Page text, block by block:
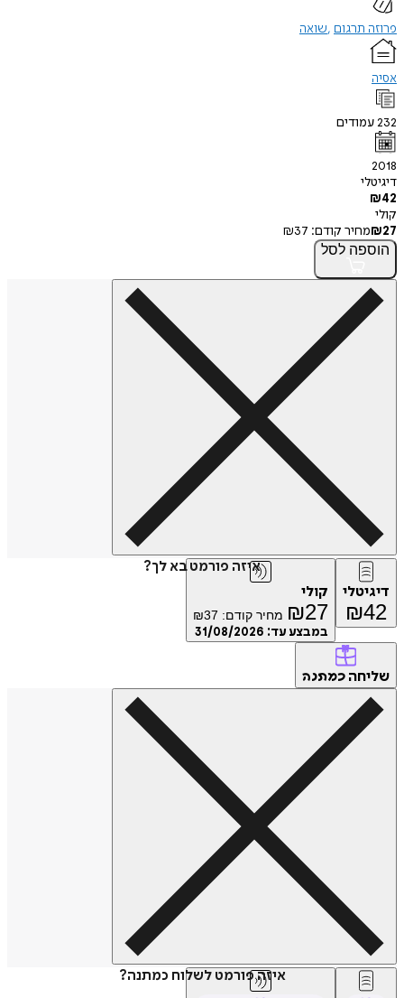
פרוזה תרגום שואה
אסיה
232עמודים
2018
דיגיטלי
₪42
קולי
₪27 מחיר קודם: ₪37
הוספה לסל
איזה פורמט בא לך?
דיגיטלי
₪42
קולי
₪27 מחיר קודם: ₪37
במבצע עד: 31/08/2026
שליחה כמתנה
איזה פורמט לשלוח כמתנה?